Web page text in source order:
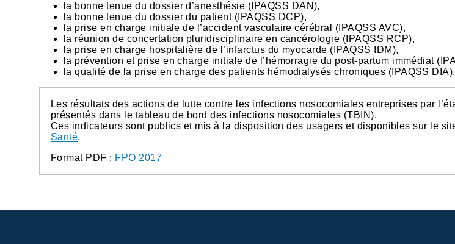
la bonne tenue du dossier d’anesthésie (IPAQSS DAN),
la bonne tenue du dossier du patient (IPAQSS DCP),
la prise en charge initiale de l’accident vasculaire cérébral (IPAQSS AVC),
la réunion de concertation pluridisciplinaire en cancérologie (IPAQSS RCP),
la prise en charge hospitalière de l’infarctus du myocarde (IPAQSS IDM),
la prévention et prise en charge initiale de l’hémorragie du post-partum immédiat
la qualité de la prise en charge des patients hémodialysés chroniques (IPAQSS DIA).
Les résultats des actions de lutte contre les infections nosocomiales entreprises par
présentés dans le tableau de bord des infections nosocomiales (TBIN).
Ces indicateurs sont publics et mis à la disposition des usagers et disponibles sur le
Santé.
Format PDF : FPO 2017